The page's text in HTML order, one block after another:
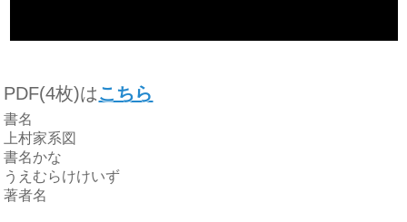
PDF(4枚)はこちら
書名
上村家系図
書名かな
うえむらけけいず
著者名